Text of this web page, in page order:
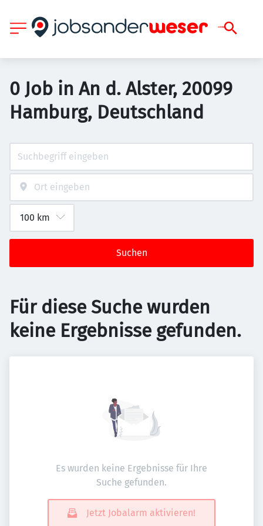
0 Job in An d. Alster, 20099
Hamburg, Deutschland
Suchen
Für diese Suche wurden
keine Ergebnisse gefunden.
Es wurden keine Ergebnisse für Ihre
Suche gefunden.
Jetzt Jobalarm aktivieren!